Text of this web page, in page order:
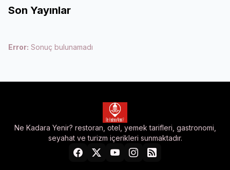
Son Yayınlar
Error: Sonuç bulunamadı
Ne Kadara Yenir? restoran, otel, yemek tarifleri, gastronomi,
seyahat ve turizm içerikleri sunmaktadır.